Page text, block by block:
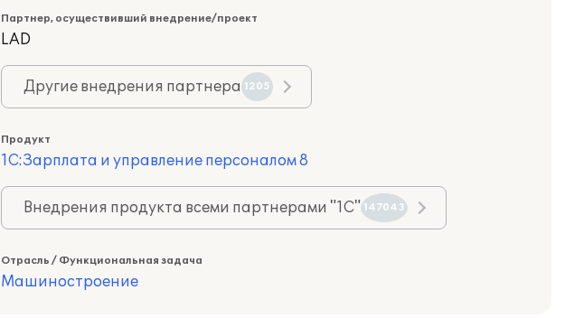
Партнер, осуществивший внедрение/проект
LAD
Другие внедрения партнера 1205
Продукт
1С:Зарплата и управление персоналом 8
Внедрения продукта всеми партнерами "1С" 147043
Отрасль / Функциональная задача
Машиностроение